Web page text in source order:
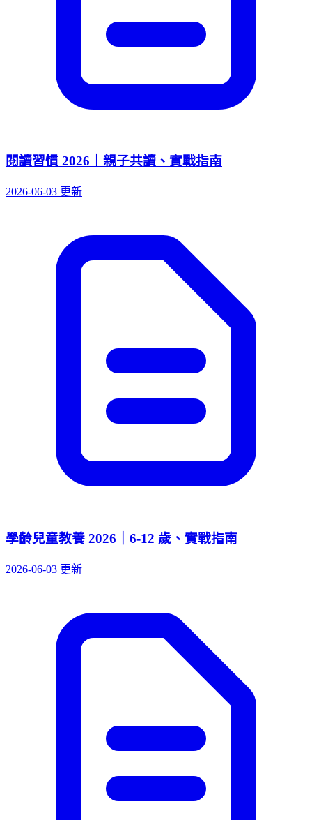
閱讀習慣 2026｜親子共讀、實戰指南
2026-06-03 更新
學齡兒童教養 2026｜6-12 歲、實戰指南
2026-06-03 更新